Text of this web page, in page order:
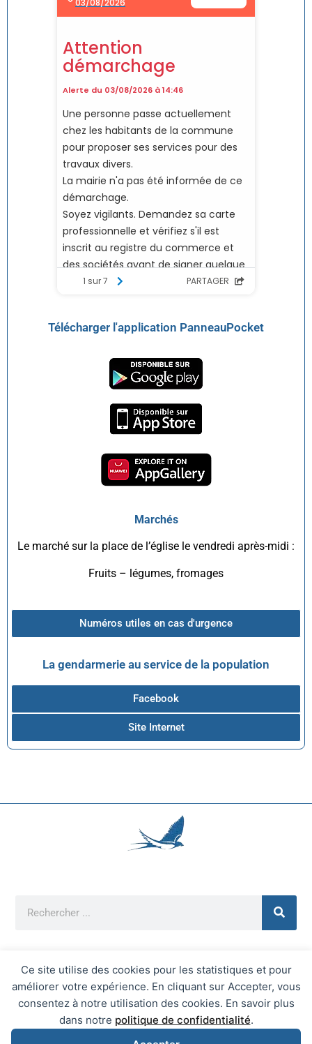
Ce site utilise des cookies pour les statistiques et pour
améliorer votre expérience. En cliquant sur Accepter, vous
consentez à notre utilisation des cookies. En savoir plus
dans notre politique de confidentialité.
Télécharger l'application PanneauPocket
Marchés
Le marché sur la place de l’église le vendredi après-midi :
Fruits – légumes, fromages
Numéros utiles en cas d'urgence
La gendarmerie au service de la population
Facebook
Site Internet
Mentions Légales
Mairie d'Écrainville © 2026 Tous Droits Réservés